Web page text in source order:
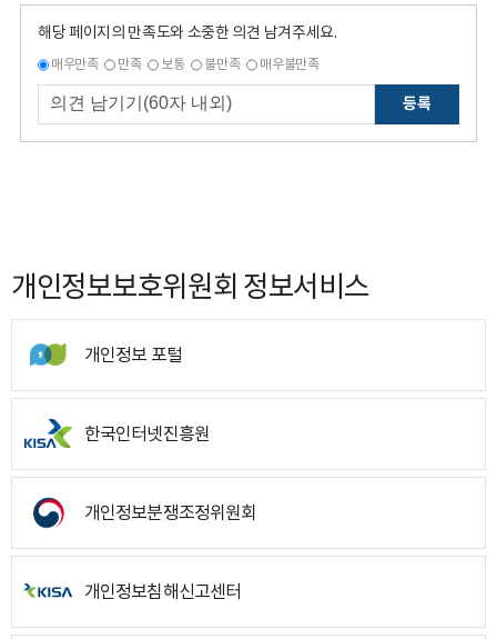
해당 페이지의 만족도와 소중한 의견 남겨주세요.
매우만족 만족 보통 불만족 매우불만족
등록
개인정보보호위원회 정보서비스
개인정보 포털
한국인터넷진흥원
개인정보분쟁조정위원회
개인정보침해신고센터